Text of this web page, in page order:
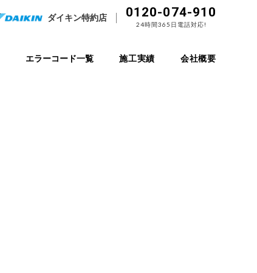
ダイキン特約店 0120-074-910
24時間365日電話対応!
エラーコード一覧 施工実績 会社概要